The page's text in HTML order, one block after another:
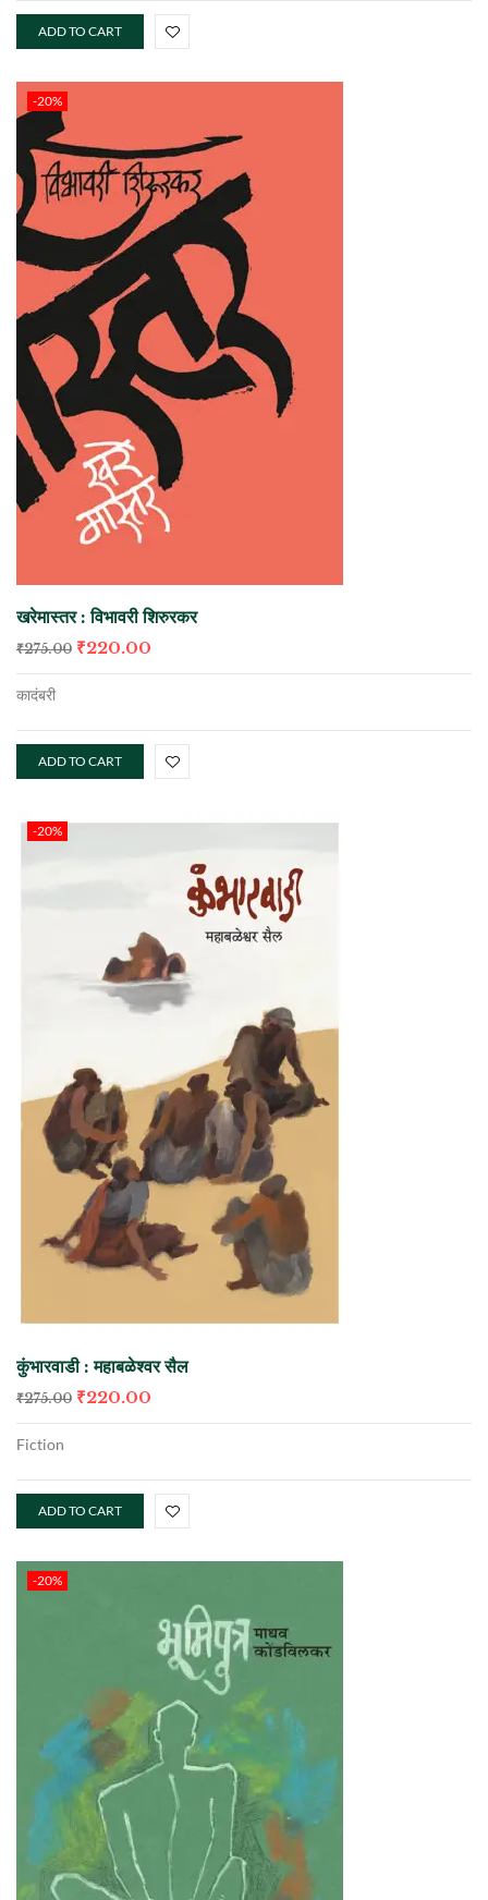
ADD TO CART
-20%
खरेमास्तर : विभावरी शिरुरकर
₹275.00 ₹220.00
कादंबरी
ADD TO CART
-20%
कुंभारवाडी : महाबळेश्वर सैल
₹275.00 ₹220.00
Fiction
ADD TO CART
-20%